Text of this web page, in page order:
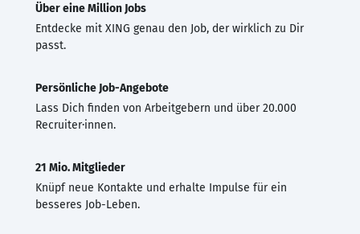
Über eine Million Jobs
Entdecke mit XING genau den Job, der wirklich zu Dir
passt.
Persönliche Job-Angebote
Lass Dich finden von Arbeitgebern und über 20.000
Recruiter·innen.
21 Mio. Mitglieder
Knüpf neue Kontakte und erhalte Impulse für ein
besseres Job-Leben.